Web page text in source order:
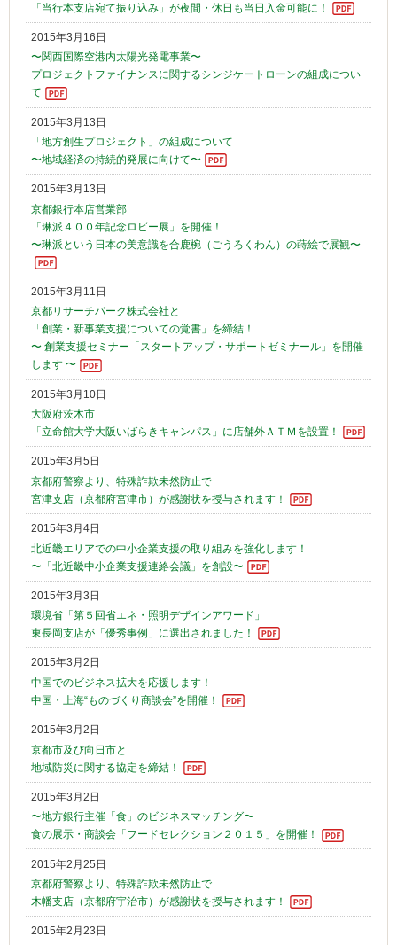
「当行本支店宛て振り込み」が夜間・休日も当日入金可能に！
2015年3月16日
〜関西国際空港内太陽光発電事業〜
プロジェクトファイナンスに関するシンジケートローンの組成につい
て
2015年3月13日
「地方創生プロジェクト」の組成について
〜地域経済の持続的発展に向けて〜
2015年3月13日
京都銀行本店営業部
「琳派４００年記念ロビー展」を開催！
〜琳派という日本の美意識を合鹿椀（ごうろくわん）の蒔絵で展観〜
2015年3月11日
京都リサーチパーク株式会社と
「創業・新事業支援についての覚書」を締結！
〜 創業支援セミナー「スタートアップ・サポートゼミナール」を開催
します 〜
2015年3月10日
大阪府茨木市
「立命館大学大阪いばらきキャンパス」に店舗外ＡＴＭを設置！
2015年3月5日
京都府警察より、特殊詐欺未然防止で
宮津支店（京都府宮津市）が感謝状を授与されます！
2015年3月4日
北近畿エリアでの中小企業支援の取り組みを強化します！
〜「北近畿中小企業支援連絡会議」を創設〜
2015年3月3日
環境省「第５回省エネ・照明デザインアワード」
東長岡支店が「優秀事例」に選出されました！
2015年3月2日
中国でのビジネス拡大を応援します！
中国・上海“ものづくり商談会”を開催！
2015年3月2日
京都市及び向日市と
地域防災に関する協定を締結！
2015年3月2日
〜地方銀行主催「食」のビジネスマッチング〜
食の展示・商談会「フードセレクション２０１５」を開催！
2015年2月25日
京都府警察より、特殊詐欺未然防止で
木幡支店（京都府宇治市）が感謝状を授与されます！
2015年2月23日